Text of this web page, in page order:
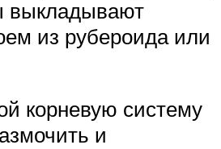
выкладывают
из рубероида или
корневую систему
и